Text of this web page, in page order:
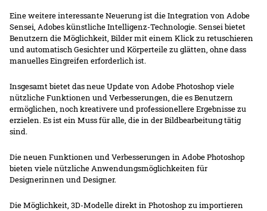
Eine weitere interessante Neuerung ist die Integration von Adobe
Sensei, Adobes künstliche Intelligenz-Technologie. Sensei bietet
Benutzern die Möglichkeit, Bilder mit einem Klick zu retuschieren
und automatisch Gesichter und Körperteile zu glätten, ohne dass
manuelles Eingreifen erforderlich ist.
Insgesamt bietet das neue Update von Adobe Photoshop viele
nützliche Funktionen und Verbesserungen, die es Benutzern
ermöglichen, noch kreativere und professionellere Ergebnisse zu
erzielen. Es ist ein Muss für alle, die in der Bildbearbeitung tätig
sind.
Die neuen Funktionen und Verbesserungen in Adobe Photoshop
bieten viele nützliche Anwendungsmöglichkeiten für
Designerinnen und Designer.
Die Möglichkeit, 3D-Modelle direkt in Photoshop zu importieren